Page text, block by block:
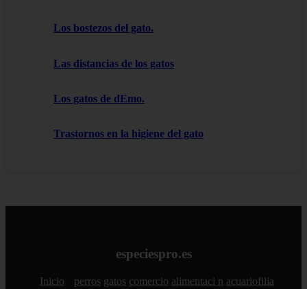
Los bostezos del gato.
Las distancias de los gatos
Los gatos de dEmo.
Trastornos en la higiene del gato
especiespro.es
Inicio perros gatos comercio alimentaci n acuariofilia